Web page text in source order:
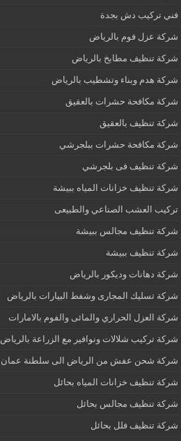
فني تركيب دش بجدة
شركة عزل فوم بالرياض
شركة تنظيف مطابخ بالرياض
شركة هدم وبناء وتشطيب بالرياض
شركة مكافحة حشرات بالعقيق
شركة تنظيف بالعقيق
شركة مكافحة حشرات ببلجرشي
شركة تنظيف فى بلجرشي
شركة تنظيف خزانات المياه ببيشة
تركيب العشب الصناعي والطبيعى
شركة تنظيف مجالس ببيشة
شركة تنظيف ببيشة
شركة دهانات وديكور بالرياض
شركة تسليك المجارى وشفط البيارات بالرياض
شركة العزل الحراري والمائى والفوم بالامارات
شركة تركيب شلالات ونوافير مع الزراعة بالرياض
شركة شحن عفش من الرياض الى سلطنة عمان
شركة تنظيف خزانات المياه بحائل
شركة تنظيف مجالس بحائل
شركة تنظيف فلل بحائل